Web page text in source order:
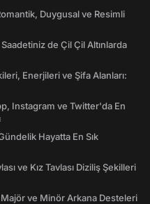
Duygusal ve Resimli
de Çil Çil Altınlarda
Enerjileri ve Şifa Alanları:
Instagram ve Twitter'da En
Hayatta En Sık
ve Kız Tavlası Diziliş Şekilleri
Majör ve Minör Arkana Desteleri